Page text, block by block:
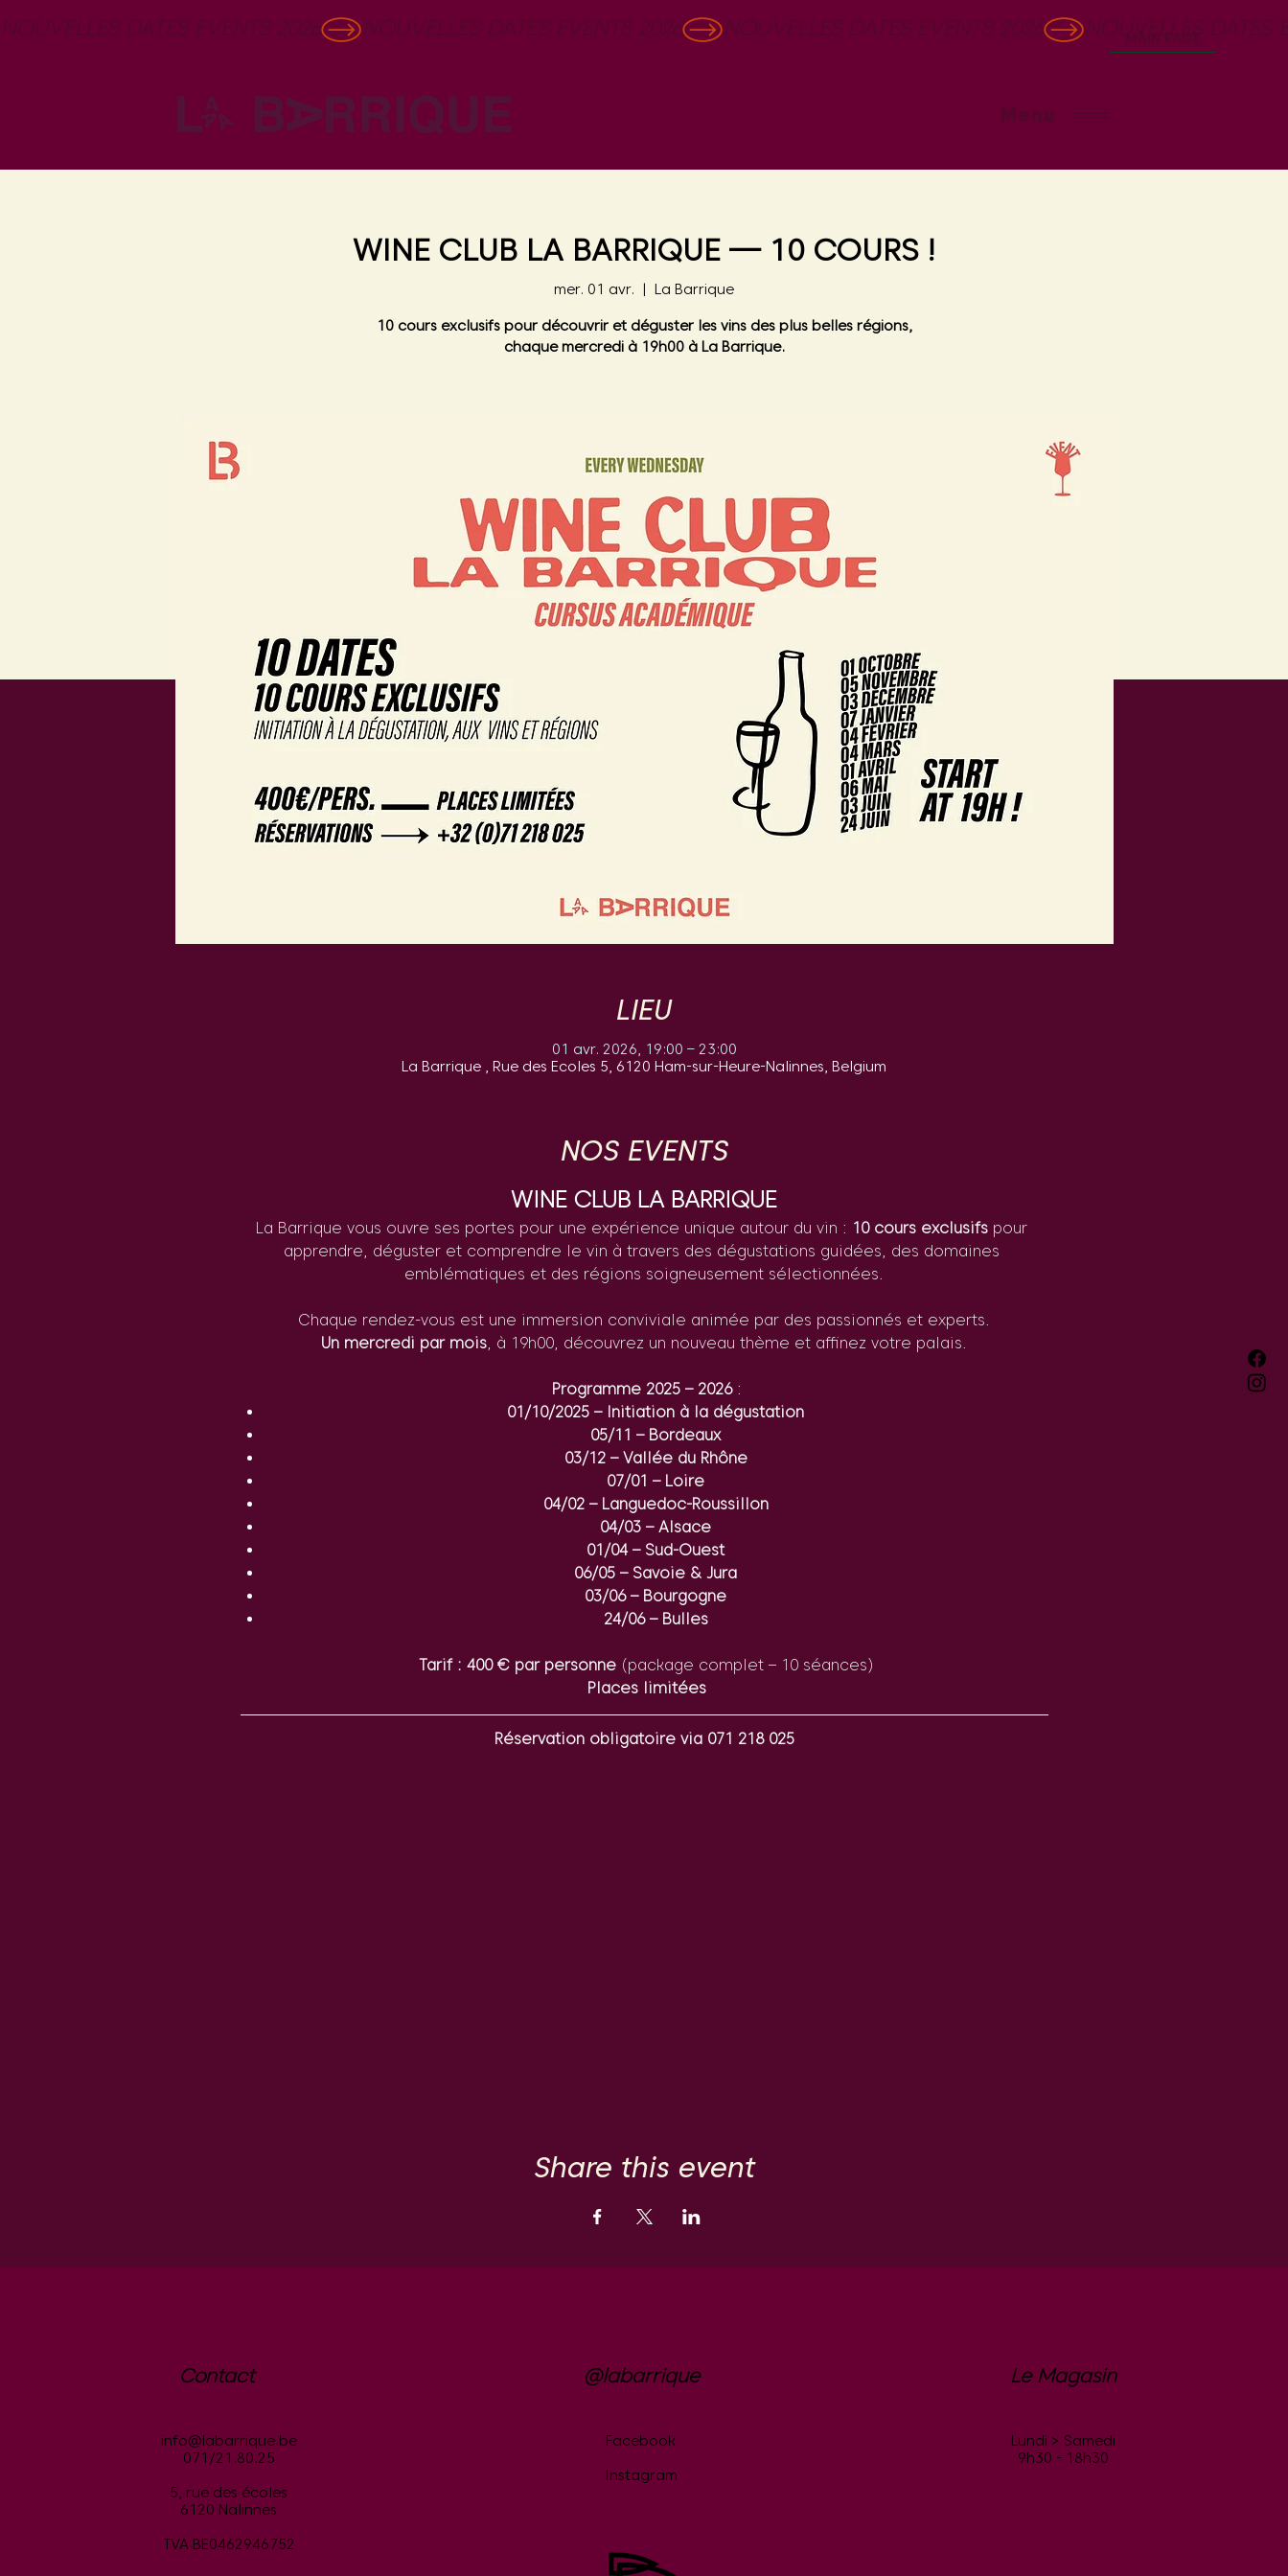
WINE CLUB LA BARRIQUE — 10 COURS !
mer. 01 avr.
  |
La Barrique
10 cours exclusifs pour découvrir et déguster les vins des plus belles régions,
chaque mercredi à 19h00 à La Barrique.
LIEU
01 avr. 2026, 19:00 – 23:00
La Barrique , Rue des Ecoles 5, 6120 Ham-sur-Heure-Nalinnes, Belgium
NOS EVENTS
WINE CLUB LA BARRIQUE
La Barrique vous ouvre ses portes pour une expérience unique autour du vin : 10 cours exclusifs pour
apprendre, déguster et comprendre le vin à travers des dégustations guidées, des domaines
emblématiques et des régions soigneusement sélectionnées.
Chaque rendez-vous est une immersion conviviale animée par des passionnés et experts.
Un mercredi par mois , à 19h00, découvrez un nouveau thème et affinez votre palais.
Programme 2025 – 2026 :
01/10/2025 – Initiation à la dégustation
05/11 – Bordeaux
03/12 – Vallée du Rhône
07/01 – Loire
04/02 – Languedoc-Roussillon
04/03 – Alsace
01/04 – Sud-Ouest
06/05 – Savoie & Jura
03/06 – Bourgogne
24/06 – Bulles
Tarif : 400 € par personne (package complet – 10 séances)
Places limitées
Réservation obligatoire via 071 218 025
Share this event
Contact
info@labarrique.be
071/21.80.25
5, rue des écoles
6120 Nalinnes
TVA BE0462946752
@labarrique
Facebook
Instagram
Le Magasin
Lundi > Samedi
9h30 - 18h30